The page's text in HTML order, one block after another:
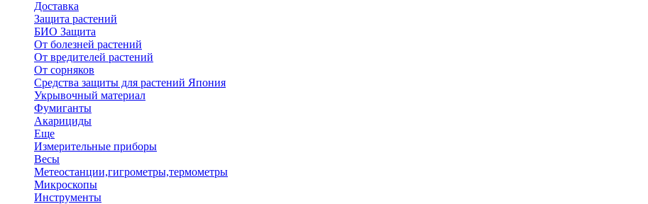
Доставка
Защита растений
БИО Защита
От болезней растений
От вредителей растений
От сорняков
Средства защиты для растений Япония
Укрывочный материал
Фумиганты
Акарициды
Еще
Измерительные приборы
Весы
Метеостанции,гигрометры,термометры
Микроскопы
Инструменты